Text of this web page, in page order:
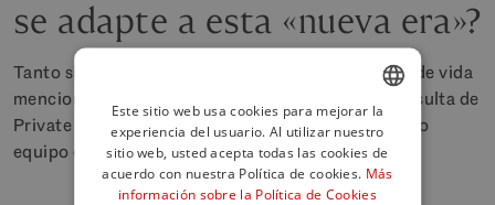
se adapte a esta «nueva era»?
Tanto si busca las inversiones orientadas al estilo de vida
mencionadas en el artículo como si desea una consulta de
Private Office para un activo emblemático, nuestro
equipo está listo para asesorarle.
ENGLISH
SPANISH
Este sitio web usa cookies para mejorar la
experiencia del usuario. Al utilizar nuestro
sitio web, usted acepta todas las cookies de
acuerdo con nuestra Política de cookies. Más
información sobre la Política de Cookies